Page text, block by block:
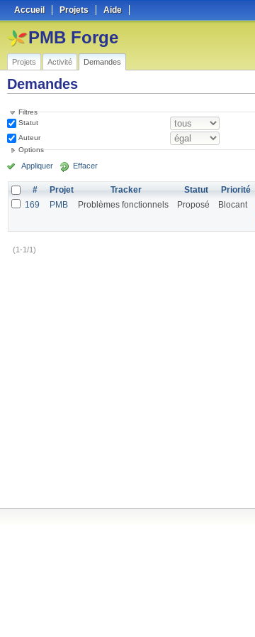
Accueil Projets Aide
PMB Forge
Projets Activité Demandes
Demandes
Filtres
Statut
Auteur
Options
Appliquer Effacer
# Projet Tracker Statut Priorité
169
PMB Problèmes fonctionnels Proposé Blocant
(1-1/1)